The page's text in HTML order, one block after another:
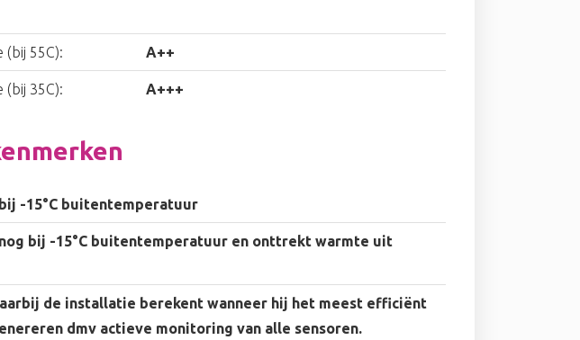
(bij 55C): A++
(bij 35C): A+++
-15°C buitentemperatuur
bij -15°C buitentemperatuur en onttrekt warmte uit
de installatie berekent wanneer hij het meest efficiënt
dmv actieve monitoring van alle sensoren.